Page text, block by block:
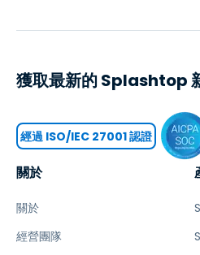
關於
關於
經營團隊
獲取最新的 Splashtop
經過 ISO/IEC 27001 認證